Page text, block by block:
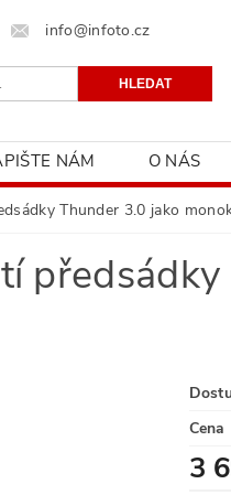
info@infoto.cz
NÁM O NÁS
Thunder 3.0 jako
Cena
3